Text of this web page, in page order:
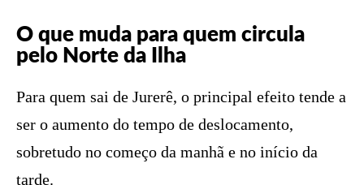
O que muda para quem circula
pelo Norte da Ilha
Para quem sai de Jurerê, o principal efeito tende a
ser o aumento do tempo de deslocamento,
sobretudo no começo da manhã e no início da
tarde.